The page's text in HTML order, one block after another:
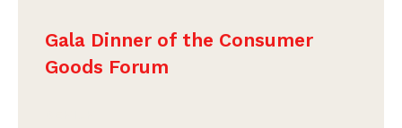
Gala Dinner of the Consumer
Goods Forum